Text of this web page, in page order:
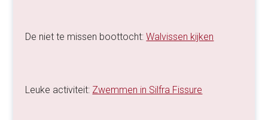
De niet te missen boottocht:Walvissen kijken
Leuke activiteit: Zwemmen in Silfra Fissure